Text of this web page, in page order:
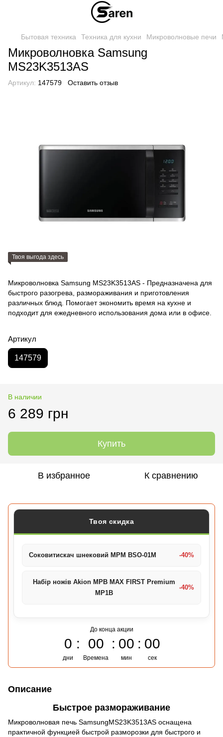
Бытовая техника Техника для кухни Микроволновые печи
Микроволновка Samsung
MS23K3513AS
Артикул: 147579 Оставить отзыв
Твоя выгода здесь
Микроволновка Samsung MS23K3513AS - Предназначена для
быстрого разогрева, размораживания и приготовления
различных блюд. Помогает экономить время на кухне и
подходит для ежедневного использования дома или в офисе.
Артикул
147579
В наличии
6 289 грн
Купить
В избранное К сравнению
Твоя скидка
Соковитискач шнековий MPM BSO-01M -40%
Набір ножів Akion MPB MAX FIRST Premium
MP1B
-40%
До конца акции
0
дни
00
Времена
00
мин
00
сек
Описание
Быстрое размораживание
Микроволновая печь SamsungMS23K3513AS оснащена
практичной функцией быстрой разморозки для быстрого и